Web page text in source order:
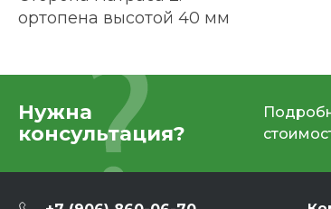
ортопена высотой 40 мм
Нужна
консультация?